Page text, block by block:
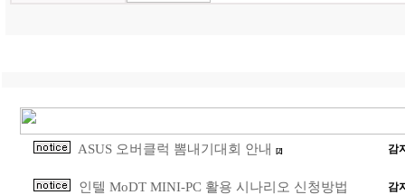
ASUS 오버클럭 뽐내기대회 안내 [2] 감
인텔 MoDT MINI-PC 활용 시나리오 신청방법 감